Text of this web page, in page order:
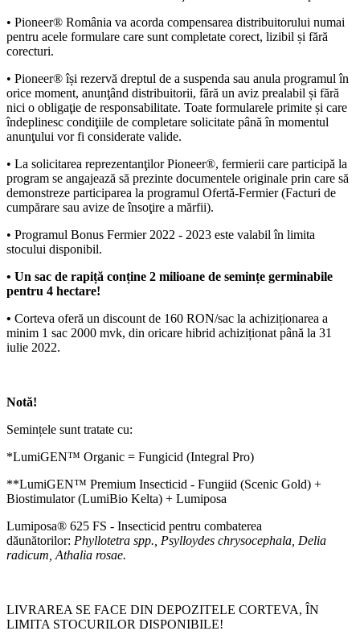
• Pioneer® România va acorda compensarea distribuitorului numai
pentru acele formulare care sunt completate corect, lizibil și fără
corecturi.
• Pioneer® își rezervă dreptul de a suspenda sau anula programul în
orice moment, anunţând distribuitorii, fără un aviz prealabil și fără
nici o obligaţie de responsabilitate. Toate formularele primite și care
îndeplinesc condiţiile de completare solicitate până în momentul
anunţului vor fi considerate valide.
• La solicitarea reprezentanţilor Pioneer®, fermierii care participă la
program se angajează să prezinte documentele originale prin care să
demonstreze participarea la programul Ofertă-Fermier (Facturi de
cumpărare sau avize de însoţire a mărfii).
• Programul Bonus Fermier 2022 - 2023 este valabil în limita
stocului disponibil.
• Un sac de rapiță conține 2 milioane de semințe germinabile
pentru 4 hectare!
• Corteva oferă un discount de 160 RON/sac la achiziționarea a
minim 1 sac 2000 mvk, din oricare hibrid achiziționat până la 31
iulie 2022.
Notă!
Semințele sunt tratate cu:
*LumiGEN™ Organic = Fungicid (Integral Pro)
**LumiGEN™ Premium Insecticid - Fungiid (Scenic Gold) +
Biostimulator (LumiBio Kelta) + Lumiposa
Lumiposa® 625 FS - Insecticid pentru combaterea
dăunătorilor: Phyllotetra spp., Psylloydes chrysocephala, Delia
radicum, Athalia rosae.
LIVRAREA SE FACE DIN DEPOZITELE CORTEVA, ÎN
LIMITA STOCURILOR DISPONIBILE!